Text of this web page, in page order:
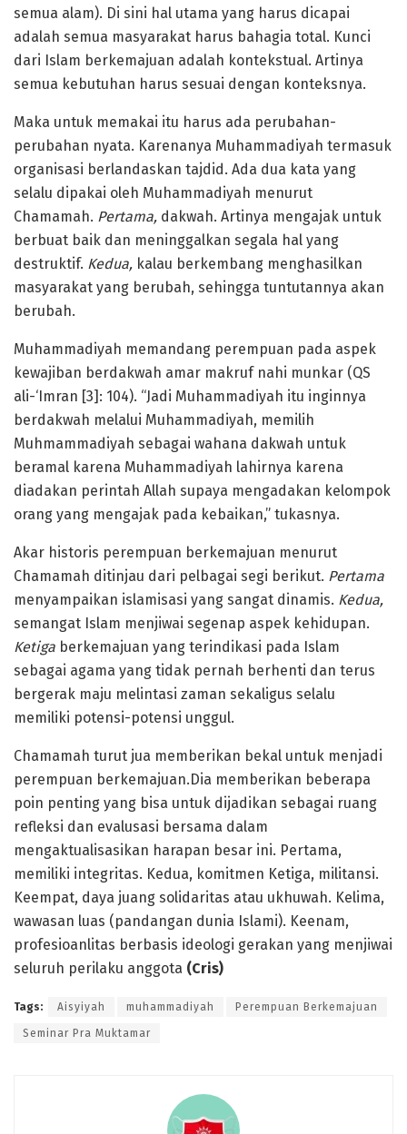
semua alam). Di sini hal utama yang harus dicapai
adalah semua masyarakat harus bahagia total. Kunci
dari Islam berkemajuan adalah kontekstual. Artinya
semua kebutuhan harus sesuai dengan konteksnya.
Maka untuk memakai itu harus ada perubahan-
perubahan nyata. Karenanya Muhammadiyah termasuk
organisasi berlandaskan tajdid. Ada dua kata yang
selalu dipakai oleh Muhammadiyah menurut
Chamamah. Pertama, dakwah. Artinya mengajak untuk
berbuat baik dan meninggalkan segala hal yang
destruktif. Kedua, kalau berkembang menghasilkan
masyarakat yang berubah, sehingga tuntutannya akan
berubah.
Muhammadiyah memandang perempuan pada aspek
kewajiban berdakwah amar makruf nahi munkar (QS
ali-‘Imran [3]: 104). “Jadi Muhammadiyah itu inginnya
berdakwah melalui Muhammadiyah, memilih
Muhmammadiyah sebagai wahana dakwah untuk
beramal karena Muhammadiyah lahirnya karena
diadakan perintah Allah supaya mengadakan kelompok
orang yang mengajak pada kebaikan,” tukasnya.
Akar historis perempuan berkemajuan menurut
Chamamah ditinjau dari pelbagai segi berikut. Pertama
menyampaikan islamisasi yang sangat dinamis. Kedua,
semangat Islam menjiwai segenap aspek kehidupan.
Ketiga berkemajuan yang terindikasi pada Islam
sebagai agama yang tidak pernah berhenti dan terus
bergerak maju melintasi zaman sekaligus selalu
memiliki potensi-potensi unggul.
Chamamah turut jua memberikan bekal untuk menjadi
perempuan berkemajuan.Dia memberikan beberapa
poin penting yang bisa untuk dijadikan sebagai ruang
refleksi dan evalusasi bersama dalam
mengaktualisasikan harapan besar ini. Pertama,
memiliki integritas. Kedua, komitmen Ketiga, militansi.
Keempat, daya juang solidaritas atau ukhuwah. Kelima,
wawasan luas (pandangan dunia Islami). Keenam,
profesioanlitas berbasis ideologi gerakan yang menjiwai
seluruh perilaku anggota (Cris)
Tags: Aisyiyah muhammadiyah Perempuan Berkemajuan
Seminar Pra Muktamar